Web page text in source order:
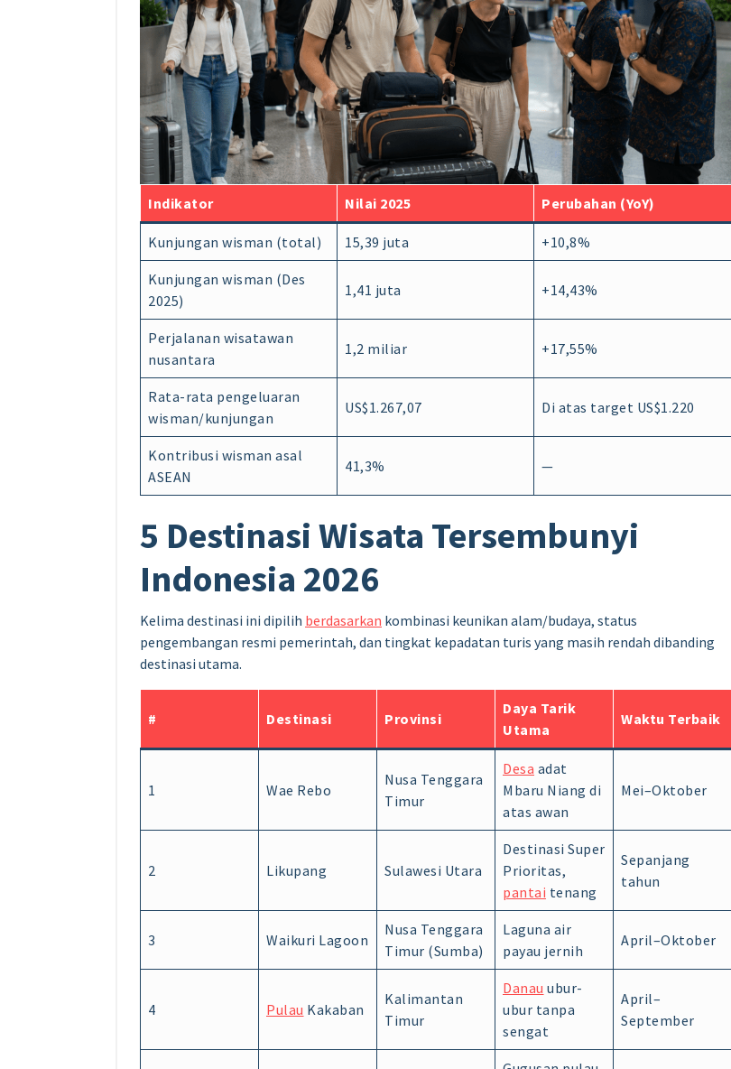
Indikator Nilai 2025 Perubahan (YoY)
Kunjungan wisman (total) 15,39 juta +10,8%
Kunjungan wisman (Des
2025)
1,41 juta +14,43%
Perjalanan wisatawan
nusantara
1,2 miliar +17,55%
Rata-rata pengeluaran
wisman/kunjungan
US$1.267,07 Di atas target US$1.220
Kontribusi wisman asal
ASEAN
41,3% —
5 Destinasi Wisata Tersembunyi
Indonesia 2026
Kelima destinasi ini dipilih berdasarkan kombinasi keunikan alam/budaya, status
pengembangan resmi pemerintah, dan tingkat kepadatan turis yang masih rendah dibanding
destinasi utama.
# Destinasi Provinsi
Daya Tarik
Utama
Waktu Terbaik
1 Wae Rebo
Nusa Tenggara
Timur
Desa adat
Mbaru Niang di
atas awan
Mei–Oktober
2 Likupang Sulawesi Utara
Destinasi Super
Prioritas,
pantai tenang
Sepanjang
tahun
3 Waikuri Lagoon
Nusa Tenggara
Timur (Sumba)
Laguna air
payau jernih
April–Oktober
4 Pulau Kakaban
Kalimantan
Timur
Danau ubur-
ubur tanpa
sengat
April–
September